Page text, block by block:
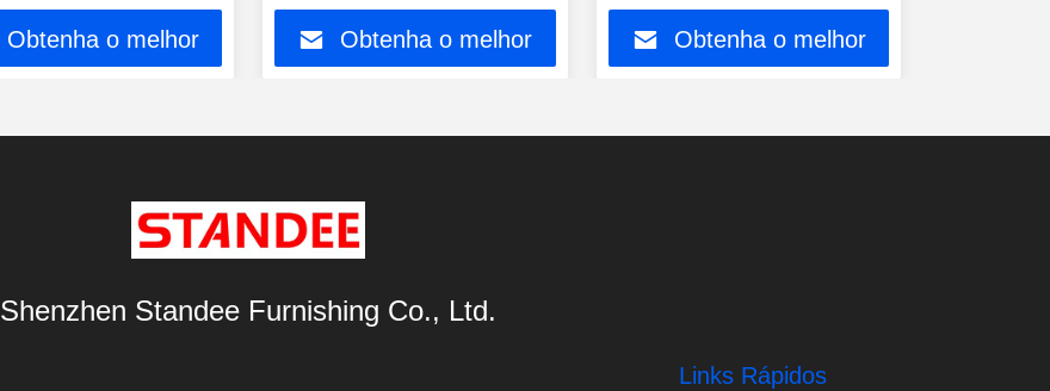
Obtenha o melhor
Casa Hotel
Obtenha o melhor Obtenha o melhor
Shenzhen Standee Furnishing Co., Ltd.
Links Rápidos